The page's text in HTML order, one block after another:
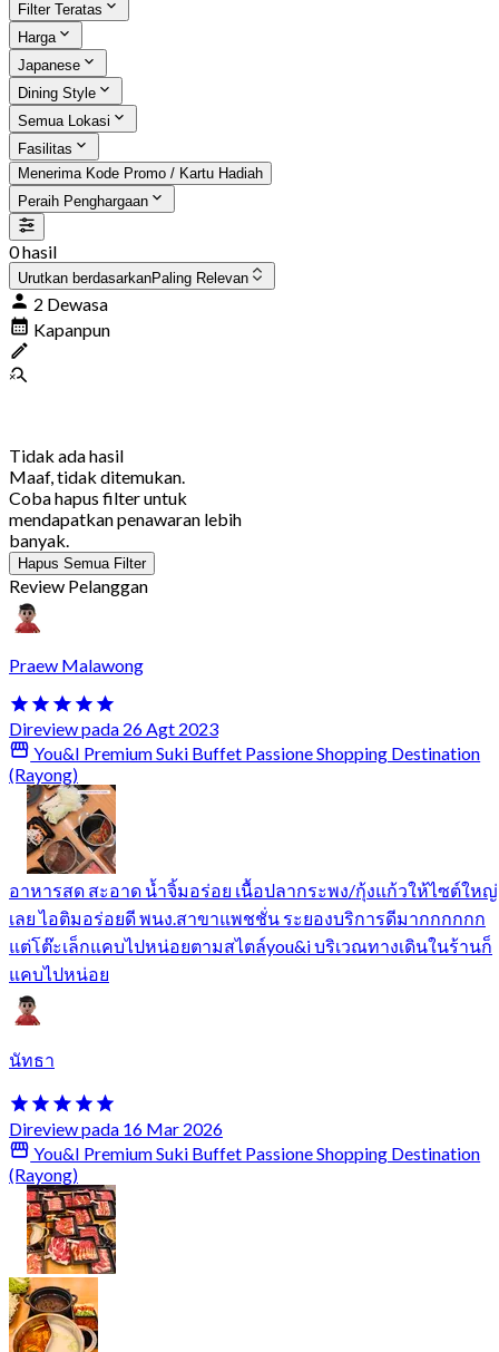
Filter Teratas
Harga
Japanese
Dining Style
Semua Lokasi
Fasilitas
Menerima Kode Promo / Kartu Hadiah
Peraih Penghargaan
0 hasil
Urutkan berdasarkanPaling Relevan
2 Dewasa
Kapanpun
Tidak ada hasil
Maaf, tidak ditemukan.
Coba hapus filter untuk
mendapatkan penawaran lebih
banyak.
Hapus Semua Filter
Review Pelanggan
Praew Malawong
Direview pada 26 Agt 2023
You&I Premium Suki Buffet Passione Shopping Destination
(Rayong)
อาหารสด สะอาด น้ำจิ้มอร่อย เนื้อปลากระพง/กุ้งแก้วให้ไซต์ใหญ่
เลย ไอติมอร่อยดี พนง.สาขาแพชชั่น ระยองบริการดีมากกกกกก
แต่โต๊ะเล็กแคบไปหน่อยตามสไตล์you&i บริเวณทางเดินในร้านก็
แคบไปหน่อย
นัทธา
Direview pada 16 Mar 2026
You&I Premium Suki Buffet Passione Shopping Destination
(Rayong)